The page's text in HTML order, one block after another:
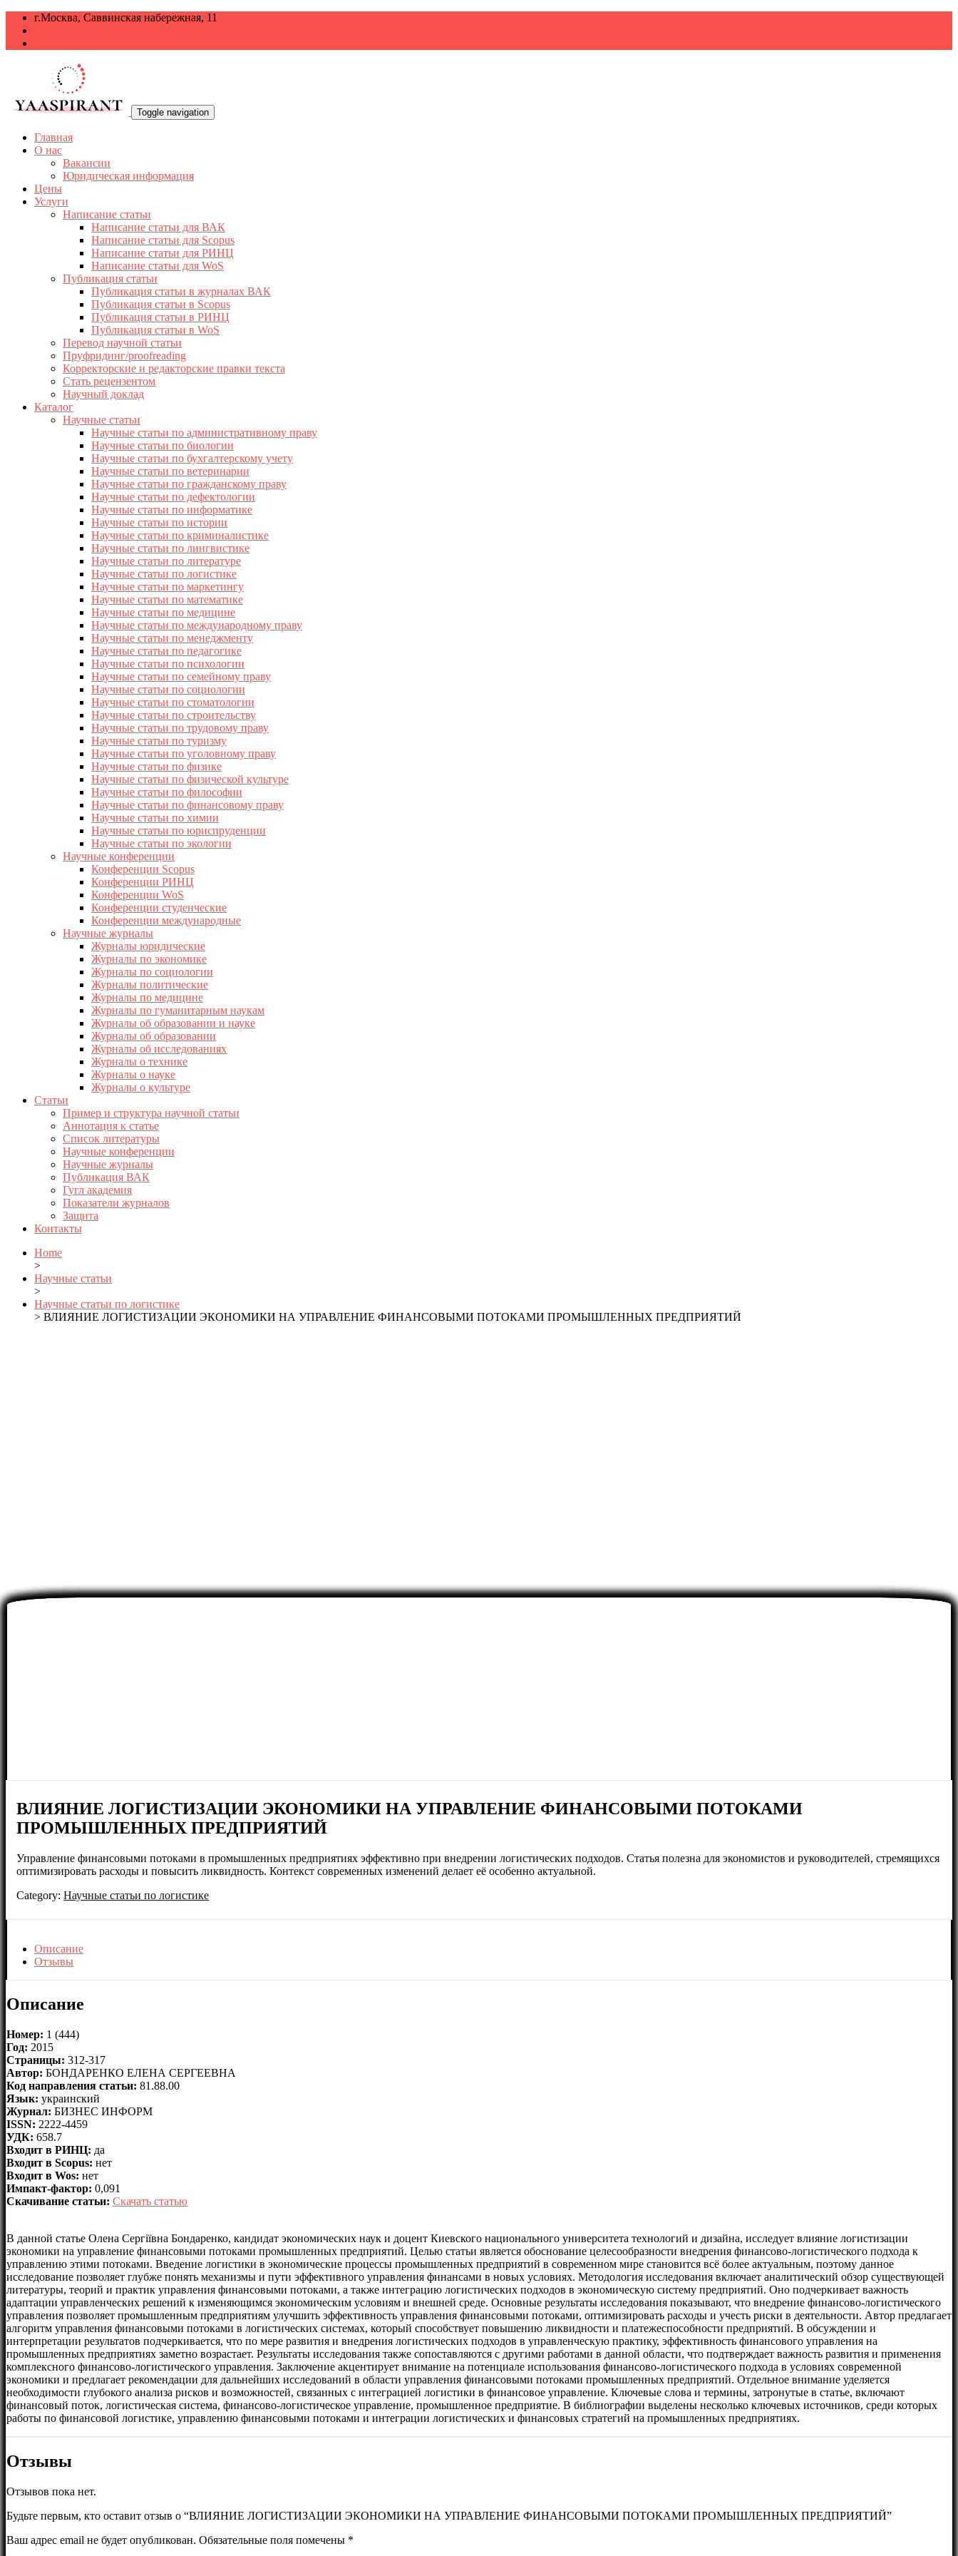
г.Москва, Саввинская набережная, 11
Toggle navigation
Главная
О нас
Вакансии
Юридическая информация
Цены
Услуги
Написание статьи
Написание статьи для ВАК
Написание статьи для Scopus
Написание статьи для РИНЦ
Написание статьи для WoS
Публикация статьи
Публикация статьи в журналах ВАК
Публикация статьи в Scopus
Публикация статьи в РИНЦ
Публикация статьи в WoS
Перевод научной статьи
Пруфридинг/proofreading
Корректорские и редакторские правки текста
Стать рецензентом
Научный доклад
Каталог
Научные статьи
Научные статьи по административному праву
Научные статьи по биологии
Научные статьи по бухгалтерскому учету
Научные статьи по ветеринарии
Научные статьи по гражданскому праву
Научные статьи по дефектологии
Научные статьи по информатике
Научные статьи по истории
Научные статьи по криминалистике
Научные статьи по лингвистике
Научные статьи по литературе
Научные статьи по логистике
Научные статьи по маркетингу
Научные статьи по математике
Научные статьи по медицине
Научные статьи по международному праву
Научные статьи по менеджменту
Научные статьи по педагогике
Научные статьи по психологии
Научные статьи по семейному праву
Научные статьи по социологии
Научные статьи по стоматологии
Научные статьи по строительству
Научные статьи по трудовому праву
Научные статьи по туризму
Научные статьи по уголовному праву
Научные статьи по физике
Научные статьи по физической культуре
Научные статьи по философии
Научные статьи по финансовому праву
Научные статьи по химии
Научные статьи по юриспруденции
Научные статьи по экологии
Научные конференции
Конференции Scopus
Конференции РИНЦ
Конференции WoS
Конференции студенческие
Конференции международные
Научные журналы
Журналы юридические
Журналы по экономике
Журналы по социологии
Журналы политические
Журналы по медицине
Журналы по гуманитарным наукам
Журналы об образовании и науке
Журналы об образовании
Журналы об исследованиях
Журналы о технике
Журналы о науке
Журналы о культуре
Статьи
Пример и структура научной статьи
Аннотация к статье
Список литературы
Научные конференции
Научные журналы
Публикация ВАК
Гугл академия
Показатели журналов
Защита
Контакты
Home
>
Научные статьи
>
Научные статьи по логистике
> ВЛИЯНИЕ ЛОГИСТИЗАЦИИ ЭКОНОМИКИ НА УПРАВЛЕНИЕ ФИНАНСОВЫМИ ПОТОКАМИ ПРОМЫШЛЕННЫХ ПРЕДПРИЯТИЙ
ВЛИЯНИЕ ЛОГИСТИЗАЦИИ ЭКОНОМИКИ НА УПРАВЛЕНИЕ ФИНАНСОВЫМИ ПОТОКАМИ
ПРОМЫШЛЕННЫХ ПРЕДПРИЯТИЙ
Управление финансовыми потоками в промышленных предприятиях эффективно при внедрении логистических подходов. Статья полезна для экономистов и руководителей, стремящихся
оптимизировать расходы и повысить ликвидность. Контекст современных изменений делает её особенно актуальной.
Category:Научные статьи по логистике
Описание
Отзывы
Описание
Номер: 1 (444)
Год: 2015
Страницы: 312-317
Автор: БОНДАРЕНКО ЕЛЕНА СЕРГЕЕВНА
Код направления статьи: 81.88.00
Язык: украинский
Журнал: БИЗНЕС ИНФОРМ
ISSN: 2222-4459
УДК: 658.7
Входит в РИНЦ: да
Входит в Scopus: нет
Входит в Wos: нет
Импакт-фактор: 0,091
Скачивание статьи: Скачать статью
В данной статье Олена Сергіївна Бондаренко, кандидат экономических наук и доцент Киевского национального университета технологий и дизайна, исследует влияние логистизации
экономики на управление финансовыми потоками промышленных предприятий. Целью статьи является обоснование целесообразности внедрения финансово-логистического подхода к
управлению этими потоками. Введение логистики в экономические процессы промышленных предприятий в современном мире становится всё более актуальным, поэтому данное
исследование позволяет глубже понять механизмы и пути эффективного управления финансами в новых условиях. Методология исследования включает аналитический обзор существующей
литературы, теорий и практик управления финансовыми потоками, а также интеграцию логистических подходов в экономическую систему предприятий. Оно подчеркивает важность
адаптации управленческих решений к изменяющимся экономическим условиям и внешней среде. Основные результаты исследования показывают, что внедрение финансово-логистического
управления позволяет промышленным предприятиям улучшить эффективность управления финансовыми потоками, оптимизировать расходы и учесть риски в деятельности. Автор предлагает
алгоритм управления финансовыми потоками в логистических системах, который способствует повышению ликвидности и платежеспособности предприятий. В обсуждении и
интерпретации результатов подчеркивается, что по мере развития и внедрения логистических подходов в управленческую практику, эффективность финансового управления на
промышленных предприятиях заметно возрастает. Результаты исследования также сопоставляются с другими работами в данной области, что подтверждает важность развития и применения
комплексного финансово-логистического управления. Заключение акцентирует внимание на потенциале использования финансово-логистического подхода в условиях современной
экономики и предлагает рекомендации для дальнейших исследований в области управления финансовыми потоками промышленных предприятий. Отдельное внимание уделяется
необходимости глубокого анализа рисков и возможностей, связанных с интеграцией логистики в финансовое управление. Ключевые слова и термины, затронутые в статье, включают
финансовый поток, логистическая система, финансово-логистическое управление, промышленное предприятие. В библиографии выделены несколько ключевых источников, среди которых
работы по финансовой логистике, управлению финансовыми потоками и интеграции логистических и финансовых стратегий на промышленных предприятиях.
Отзывы
Отзывов пока нет.
Будьте первым, кто оставит отзыв о “ВЛИЯНИЕ ЛОГИСТИЗАЦИИ ЭКОНОМИКИ НА УПРАВЛЕНИЕ ФИНАНСОВЫМИ ПОТОКАМИ ПРОМЫШЛЕННЫХ ПРЕДПРИЯТИЙ”
Ваш адрес email не будет опубликован. Обязательные поля помечены *